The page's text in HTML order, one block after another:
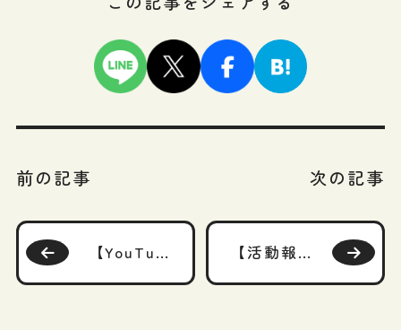
前の記事
【YouTube】「【無料配布！】ライフプランシミュレーション用Excelをアップデートしました！当面必要となるお金を見える化する方法について説明！」をアップしています！
次の記事
【活動報告】楽天証券の投資情報メディア「トウシル」にて記事「インフレに負けない資産防衛術：20年後、私たちの「購買力」はどれだけ下がる？」が掲載されました！